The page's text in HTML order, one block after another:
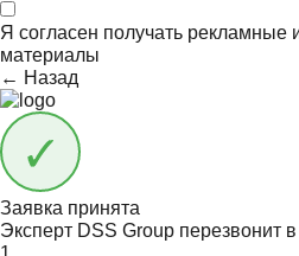
Я согласен получать рекламные
материалы
← Назад
Заявка принята
Эксперт DSS Group перезвонит